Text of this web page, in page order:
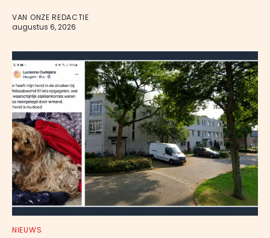
VAN ONZE REDACTIE
augustus 6, 2026
NIEUWS